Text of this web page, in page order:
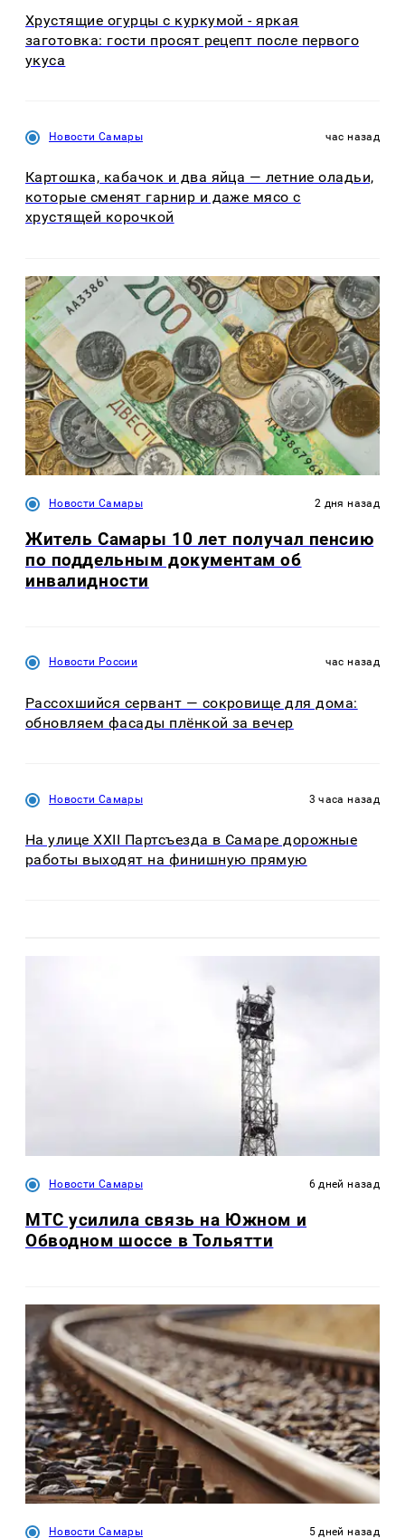
Хрустящие огурцы с куркумой - яркая
заготовка: гости просят рецепт после первого
укуса
Новости Самары час назад
Картошка, кабачок и два яйца — летние оладьи,
которые сменят гарнир и даже мясо с
хрустящей корочкой
Новости Самары 2 дня назад
Житель Самары 10 лет получал пенсию
по поддельным документам об
инвалидности
Новости России час назад
Рассохшийся сервант — сокровище для дома:
обновляем фасады плёнкой за вечер
Новости Самары 3 часа назад
На улице XXII Партсъезда в Самаре дорожные
работы выходят на финишную прямую
Новости Самары 6 дней назад
МТС усилила связь на Южном и
Обводном шоссе в Тольятти
Новости Самары 5 дней назад